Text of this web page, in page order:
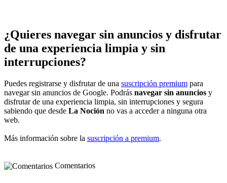
¿Quieres navegar sin anuncios y disfrutar
de una experiencia limpia y sin
interrupciones?
Puedes registrarse y disfrutar de una suscripción premium para
navegar sin anuncios de Google. Podrás navegar sin anuncios y
disfrutar de una experiencia limpia, sin interrupciones y segura
sabiendo que desde La Noción no vas a acceder a ninguna otra
web.
Más información sobre la suscripción a premium.
Comentarios